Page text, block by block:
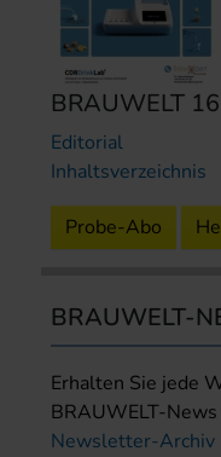
BRAUWELT 16
Editorial
Inhaltsverzeichnis
Probe-Abo
BRAUWELT-
Erhalten Sie jede
BRAUWELT-
Newsletter-Archiv